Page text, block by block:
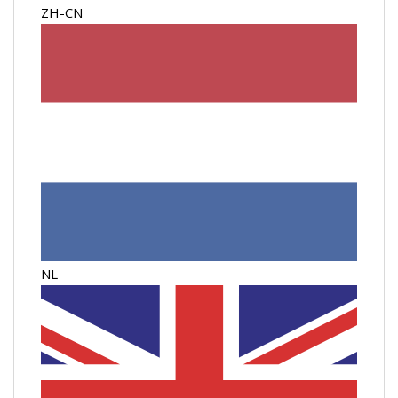
ZH-CN
NL